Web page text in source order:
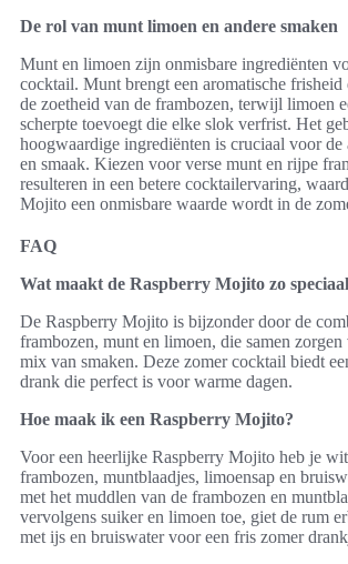
De rol van munt limoen en andere smaken
Munt en limoen zijn onmisbare ingrediënten
cocktail. Munt brengt een aromatische frisheid
de zoetheid van de frambozen, terwijl limoen
scherpte toevoegt die elke slok verfrist. Het
hoogwaardige ingrediënten is cruciaal voor
en smaak. Kiezen voor verse munt en rijpe
resulteren in een betere cocktailervaring,
Mojito een onmisbare waarde wordt in de
FAQ
Wat maakt de Raspberry Mojito zo
De Raspberry Mojito is bijzonder door de
frambozen, munt en limoen, die samen
mix van smaken. Deze zomer cocktail biedt
drank die perfect is voor warme dagen.
Hoe maak ik een Raspberry Mojito?
Voor een heerlijke Raspberry Mojito heb je
frambozen, muntblaadjes, limoensap en
met het muddlen van de frambozen en
vervolgens suiker en limoen toe, giet de rum
met ijs en bruiswater voor een fris zomer